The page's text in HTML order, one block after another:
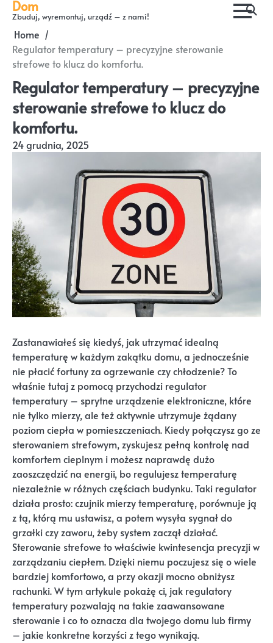
Skip
content
Dom
Zbuduj, wyremontuj, urządź – z nami!
Home
Regulator temperatury – precyzyjne sterowanie
strefowe to klucz do komfortu.
Regulator temperatury – precyzyjne
sterowanie strefowe to klucz do
komfortu.
24 grudnia, 2025
Zastanawiałeś się kiedyś, jak utrzymać idealną
temperaturę w każdym zakątku domu, a jednocześnie
nie płacić fortuny za ogrzewanie czy chłodzenie? To
właśnie tutaj z pomocą przychodzi regulator
temperatury – sprytne urządzenie elektroniczne, które
nie tylko mierzy, ale też aktywnie utrzymuje żądany
poziom ciepła w pomieszczeniach. Kiedy połączysz go ze
sterowaniem strefowym, zyskujesz pełną kontrolę nad
komfortem cieplnym i możesz naprawdę dużo
zaoszczędzić na energii, bo regulujesz temperaturę
niezależnie w różnych częściach budynku. Taki regulator
działa prosto: czujnik mierzy temperaturę, porównuje ją
z tą, którą mu ustawisz, a potem wysyła sygnał do
grzałki czy zaworu, żeby system zaczął działać.
Sterowanie strefowe to właściwie kwintesencja precyzji w
zarządzaniu ciepłem. Dzięki niemu poczujesz się o wiele
bardziej komfortowo, a przy okazji mocno obniżysz
rachunki. W tym artykule pokażę ci, jak regulatory
temperatury pozwalają na takie zaawansowane
sterowanie i co to oznacza dla twojego domu lub firmy
– jakie konkretne korzyści z tego wynikają.